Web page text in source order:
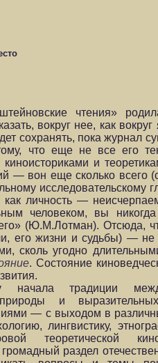
чтения»
вокруг нее, как
сохранять, пока журнал
что еще не все его
и
— вон еще сколько всего
исследовательскому
как личность —
человеком, вы
(Ю.М.Лотман). Отсюда,
его жизни и судьбы) —
сколь угодно
. Состояние
традиции
и
— с выходом в
лингвистику,
теоретической
раздел